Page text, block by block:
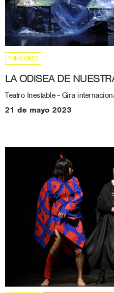
FUNCIONES
LA ODISEA DE
Teatro Inestable - Gira
21 de mayo 2023